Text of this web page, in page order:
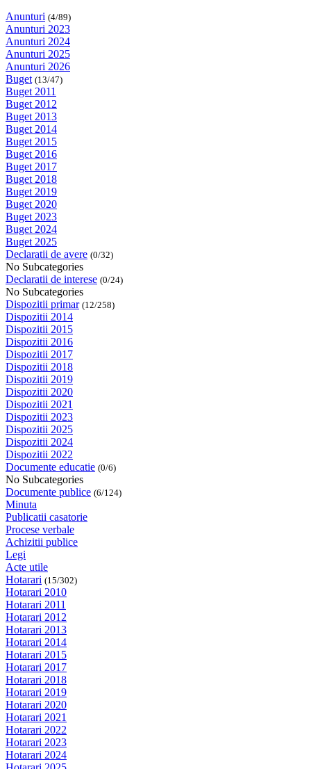
Anunturi (4/89)
Anunturi 2023
Anunturi 2024
Anunturi 2025
Anunturi 2026
Buget (13/47)
Buget 2011
Buget 2012
Buget 2013
Buget 2014
Buget 2015
Buget 2016
Buget 2017
Buget 2018
Buget 2019
Buget 2020
Buget 2023
Buget 2024
Buget 2025
Declaratii de avere (0/32)
No Subcategories
Declaratii de interese (0/24)
No Subcategories
Dispozitii primar (12/258)
Dispozitii 2014
Dispozitii 2015
Dispozitii 2016
Dispozitii 2017
Dispozitii 2018
Dispozitii 2019
Dispozitii 2020
Dispozitii 2021
Dispozitii 2023
Dispozitii 2025
Dispozitii 2024
Dispozitii 2022
Documente educatie (0/6)
No Subcategories
Documente publice (6/124)
Minuta
Publicatii casatorie
Procese verbale
Achizitii publice
Legi
Acte utile
Hotarari (15/302)
Hotarari 2010
Hotarari 2011
Hotarari 2012
Hotarari 2013
Hotarari 2014
Hotarari 2015
Hotarari 2017
Hotarari 2018
Hotarari 2019
Hotarari 2020
Hotarari 2021
Hotarari 2022
Hotarari 2023
Hotarari 2024